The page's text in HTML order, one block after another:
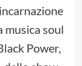
musica soul
Power,